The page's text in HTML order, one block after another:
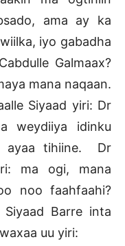
ama ay ka
iyo gabadha
Galmaax?
mana naqaan.
Siyaad yiri: Dr
weydiiya idinku
ayaa tihiine. Dr
ma ogi, mana
noo faahfaahi?
Siyaad Barre inta
uu yiri: